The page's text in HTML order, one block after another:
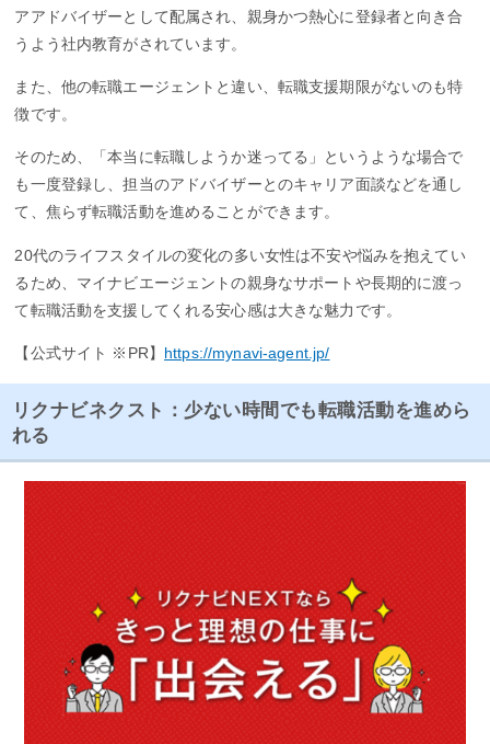
アアドバイザーとして配属され、親身かつ熱心に登録者と向き合
うよう社内教育がされています。
また、他の転職エージェントと違い、転職支援期限がないのも特
徴です。
そのため、「本当に転職しようか迷ってる」というような場合で
も一度登録し、担当のアドバイザーとのキャリア面談などを通し
て、焦らず転職活動を進めることができます。
20代のライフスタイルの変化の多い女性は不安や悩みを抱えてい
るため、マイナビエージェントの親身なサポートや長期的に渡っ
て転職活動を支援してくれる安心感は大きな魅力です。
【公式サイト ※PR】 https://mynavi-agent.jp/
リクナビネクスト：少ない時間でも転職活動を進めら
れる